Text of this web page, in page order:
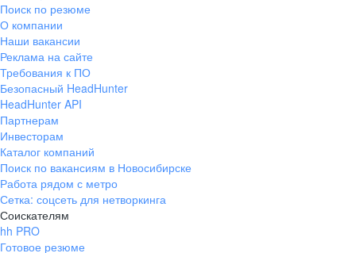
Поиск по резюме
О компании
Наши вакансии
Реклама на сайте
Требования к ПО
Безопасный HeadHunter
HeadHunter API
Партнерам
Инвесторам
Каталог компаний
Поиск по вакансиям в Новосибирске
Работа рядом с метро
Сетка: соцсеть для нетворкинга
Соискателям
hh PRO
Готовое резюме